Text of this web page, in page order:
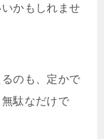
かもしれませ
のも、定かで
駄なだけで